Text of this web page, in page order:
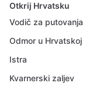
Otkrij Hrvatsku
Vodič za putovanja
Odmor u Hrvatskoj
Istra
Kvarnerski zaljev